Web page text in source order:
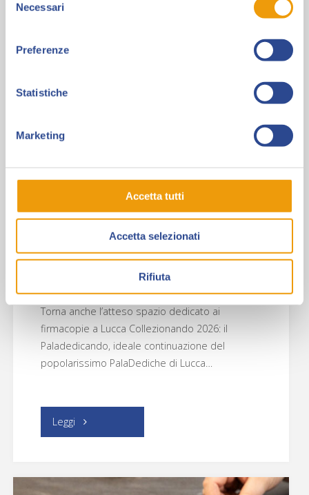
delNecessari
Preferenze
Statistiche
Marketing
Accetta tutti
Accetta selezionati
Rifiuta
PalaDedicando
Torna anche l’atteso spazio dedicato ai
firmacopie a Lucca Collezionando 2026: il
Paladedicando, ideale continuazione del
popolarissimo PalaDediche di Lucca…
Leggi "PalaDedicando"